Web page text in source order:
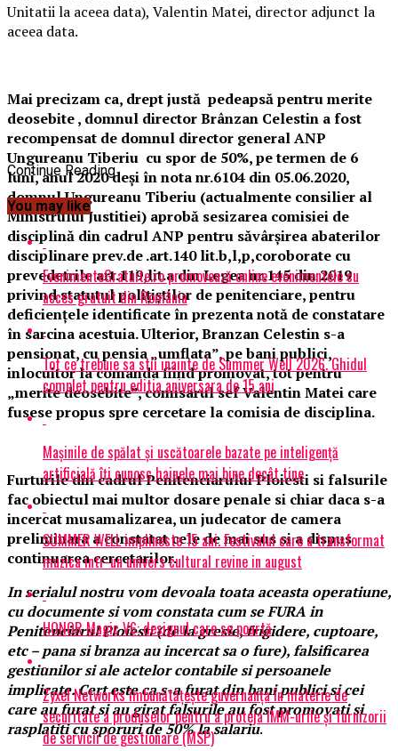
Unitatii la aceea data), Valentin Matei, director adjunct la
aceea data.
Mai precizam ca, drept justă pedeapsă pentru merite
deosebite , domnul director Brânzan Celestin a fost
recompensat de domnul director general ANP
Ungureanu Tiberiu cu spor de 50%, pe termen de 6
luni, anul 2020 deși în nota nr.6104 din 05.06.2020,
domnul Ungureanu Tiberiu (actualmente consilier al
Ministrului Justitiei) aprobă sesizarea comisiei de
disciplină din cadrul ANP pentru săvârșirea abaterilor
disciplinare prev.de .art.140 lit.b,l,p,coroborate cu
prevedetrile art.119,lit.a din Legea nr.145 din 2019
privind statutul polițiștilor de penitenciare, pentru
deficiențele identificate în prezenta notă de constatare
în sarcina acestuia. Ulterior, Branzan Celestin s-a
pensionat, cu pensia „umflata”, pe bani publici,
inlocuitor la comanda fiind promovat, tot pentru
„merite deosebite”, comisarul sef Valentin Matei care
fusese propus spre cercetare la comisia de disciplina.
Furturile din cadrul Penitenciarului Ploiesti si falsurile
fac obiectul mai multor dosare penale si chiar daca s-a
incercat musamalizarea, un judecator de camera
preliminara a constatat cele de mai sus si a dispus
continuarea cercetarilor.
In serialul nostru vom devoala toata aceasta operatiune,
cu documente si vom constata cum se FURA in
Penitenciarul Ploiesti (de la gresie, frigidere, cuptoare,
etc – pana si branza au incercat sa o fure), falsificarea
gestiunilor si ale actelor contabile si persoanele
implicate. Cert este ca s-a furat din bani publici si cei
care au furat si au girat falsurile au fost promovati si
rasplatiti cu sporuri de 50% la salariu.
Continue Reading
You may like
EvenimenteGratuite.ro promovează online evenimentele cu
acces gratuit din România
Tot ce trebuie sa stii inainte de Summer Well 2026. Ghidul
complet pentru editia aniversara de 15 ani
Mașinile de spălat și uscătoarele bazate pe inteligență
artificială îți cunosc hainele mai bine decât tine
SUMMER WELL implineste 15 ani. Festivalul care a transformat
muzica intr-un univers cultural revine in august
HONOR Magic V6: designul care se poartă
Zyxel Networks îmbunătățește guvernanța în materie de
securitate a produselor pentru a proteja IMM-urile și furnizorii
de servicii de gestionare (MSP)